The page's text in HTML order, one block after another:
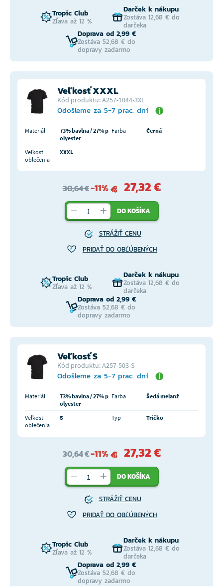
Tropic Club
Zľava až 12 %
Darček k nákupu
Zostáva 12,68 € do
darčeka
Doprava od 2,99 €
Zostáva 52,68 € do
dopravy zadarmo
Veľkosť XXXL
Kód produktu: A257-1044-3XL
Odošleme za 5-7 prac. dní
Materiál
73% bavlna / 27% p
olyester
Farba Černá
Veľkosť
oblečenia
XXXL
30,64 €-11% 27,32 €
DO KOŠÍKA
STRÁŽIŤ CENU
PRIDAŤ DO OBĽÚBENÝCH
Tropic Club
Zľava až 12 %
Darček k nákupu
Zostáva 12,68 € do
darčeka
Doprava od 2,99 €
Zostáva 52,68 € do
dopravy zadarmo
Veľkosť S
Kód produktu: A257-503-S
Odošleme za 5-7 prac. dní
Materiál
73% bavlna / 27% p
olyester
Farba Šedá melanž
Veľkosť
oblečenia
S Typ Tričko
30,64 €-11% 27,32 €
DO KOŠÍKA
STRÁŽIŤ CENU
PRIDAŤ DO OBĽÚBENÝCH
Tropic Club
Zľava až 12 %
Darček k nákupu
Zostáva 12,68 € do
darčeka
Doprava od 2,99 €
Zostáva 52,68 € do
dopravy zadarmo